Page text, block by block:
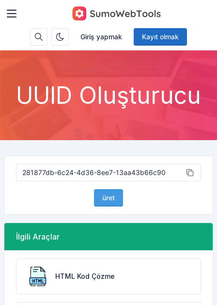
Giriş yapmak Kayıt olmak
UUID Oluşturucu
üret
İlgili Araçlar
HTML Kod Çözme